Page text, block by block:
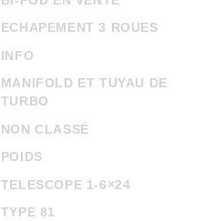
ECHAPEMENT 3 ROUES
INFO
MANIFOLD ET TUYAU DE
TURBO
NON CLASSÉ
POIDS
TELESCOPE 1-6×24
TYPE 81